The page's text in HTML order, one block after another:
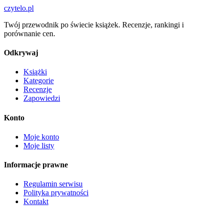
czytelo.pl
Twój przewodnik po świecie książek. Recenzje, rankingi i
porównanie cen.
Odkrywaj
Książki
Kategorie
Recenzje
Zapowiedzi
Konto
Moje konto
Moje listy
Informacje prawne
Regulamin serwisu
Polityka prywatności
Kontakt